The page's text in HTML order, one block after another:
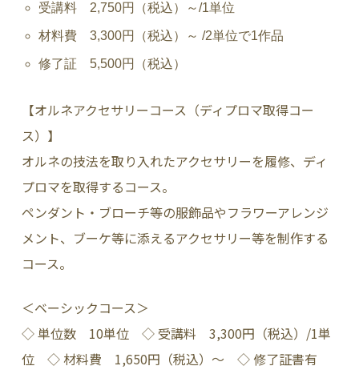
受講料 2,750円（税込）～/1単位
材料費 3,300円（税込）～ /2単位で1作品
修了証 5,500円（税込）
【オルネアクセサリーコース（ディプロマ取得コー
ス）】
オルネの技法を取り入れたアクセサリーを履修、ディ
プロマを取得するコース。
ペンダント・ブローチ等の服飾品やフラワーアレンジ
メント、ブーケ等に添えるアクセサリー等を制作する
コース。
＜ベーシックコース＞
◇ 単位数 10単位 ◇ 受講料 3,300円（税込）/1単
位 ◇ 材料費 1,650円（税込）～ ◇ 修了証書有